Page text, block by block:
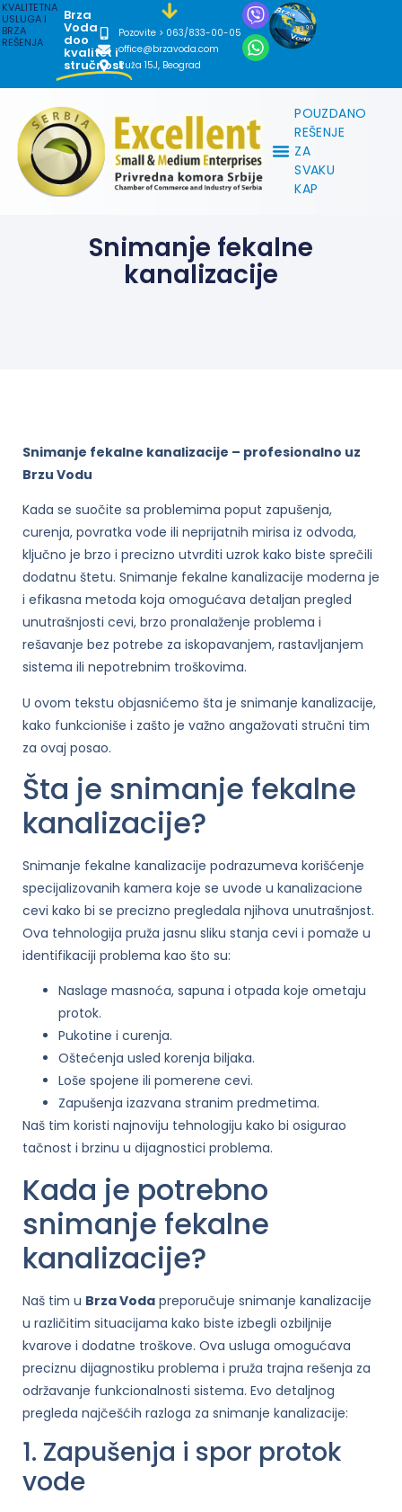
KVALITETNA
USLUGA I
BRZA
REŠENJA
Brza
Voda
doo
kvalitet i
stručnost
Pozovite > 063/833-00-05
office@brzavoda.com
Ruža 15J, Beograd
POUZDANO
REŠENJE
ZA
SVAKU
KAP
Snimanje fekalne
kanalizacije
Snimanje fekalne kanalizacije – profesionalno uz
Brzu Vodu
Kada se suočite sa problemima poput zapušenja,
curenja, povratka vode ili neprijatnih mirisa iz odvoda,
ključno je brzo i precizno utvrditi uzrok kako biste sprečili
dodatnu štetu. Snimanje fekalne kanalizacije moderna je
i efikasna metoda koja omogućava detaljan pregled
unutrašnjosti cevi, brzo pronalaženje problema i
rešavanje bez potrebe za iskopavanjem, rastavljanjem
sistema ili nepotrebnim troškovima.
U ovom tekstu objasnićemo šta je snimanje kanalizacije,
kako funkcioniše i zašto je važno angažovati stručni tim
za ovaj posao.
Šta je snimanje fekalne
kanalizacije?
Snimanje fekalne kanalizacije podrazumeva korišćenje
specijalizovanih kamera koje se uvode u kanalizacione
cevi kako bi se precizno pregledala njihova unutrašnjost.
Ova tehnologija pruža jasnu sliku stanja cevi i pomaže u
identifikaciji problema kao što su:
Naslage masnoća, sapuna i otpada koje ometaju
protok.
Pukotine i curenja.
Oštećenja usled korenja biljaka.
Loše spojene ili pomerene cevi.
Zapušenja izazvana stranim predmetima.
Naš tim koristi najnoviju tehnologiju kako bi osigurao
tačnost i brzinu u dijagnostici problema.
Kada je potrebno
snimanje fekalne
kanalizacije?
Naš tim u Brza Voda preporučuje snimanje kanalizacije
u različitim situacijama kako biste izbegli ozbiljnije
kvarove i dodatne troškove. Ova usluga omogućava
preciznu dijagnostiku problema i pruža trajna rešenja za
održavanje funkcionalnosti sistema. Evo detaljnog
pregleda najčešćih razloga za snimanje kanalizacije:
1. Zapušenja i spor protok
vode